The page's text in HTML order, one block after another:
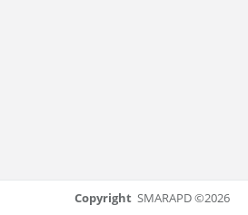
Copyright SMARAPD ©2026